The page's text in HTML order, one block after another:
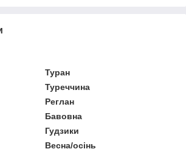
Туран
Туреччина
Реглан
Бавовна
Гудзики
Весна/осінь